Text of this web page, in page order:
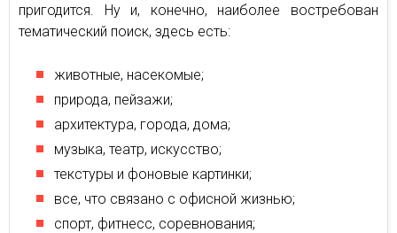
пригодится. Ну и, конечно, наиболее востребован
тематический поиск, здесь есть:
животные, насекомые;
природа, пейзажи;
архитектура, города, дома;
музыка, театр, искусство;
текстуры и фоновые картинки;
все, что связано с офисной жизнью;
спорт, фитнесс, соревнования;